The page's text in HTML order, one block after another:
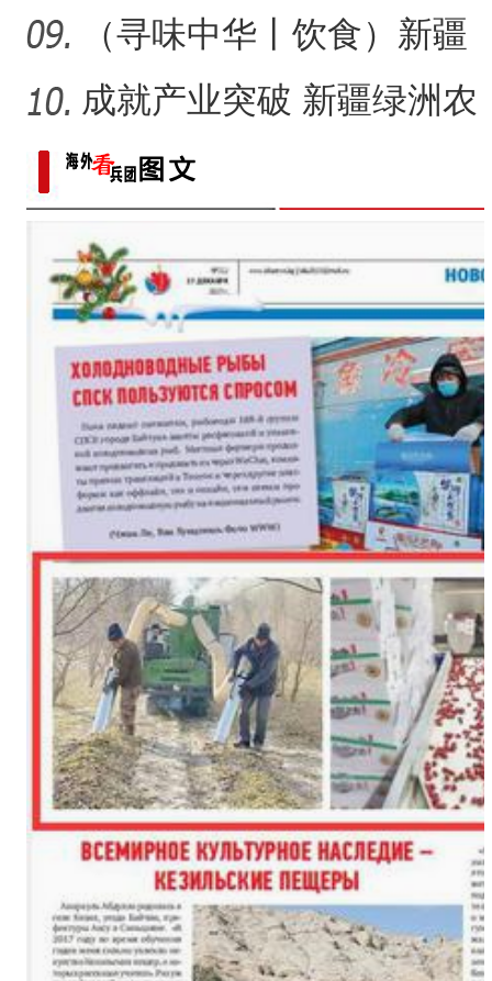
机
（寻味中华丨饮食）新疆
大盘鸡：公路边诞生的江
湖
成就产业突破 新疆绿洲农
业如何吃上“益生菌”？